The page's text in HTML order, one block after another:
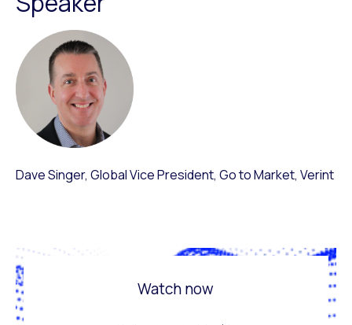
Dave Singer, Global Vice President, Go to Market, Verint
Watch now